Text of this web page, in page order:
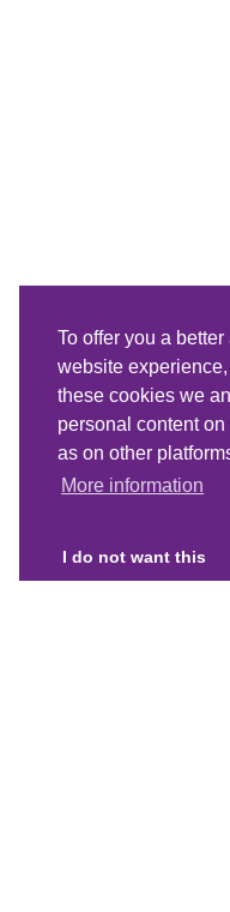
To offer you a
website
these cookies we
personal content on
as on other
More information
I do not want this